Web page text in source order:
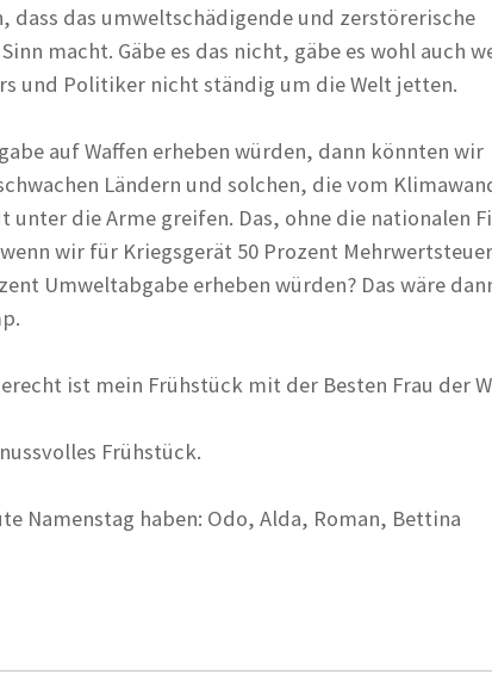
dass das umweltschädigende und zerstörerische
macht. Gäbe es das nicht, gäbe es wohl auch
und Politiker nicht ständig um die Welt jetten.
auf Waffen erheben würden, dann könnten wir
Ländern und solchen, die vom
die Arme greifen. Das, ohne die nationalen
wir für Kriegsgerät 50 Prozent
Umweltabgabe erheben würden? Das wäre
ist mein Frühstück mit der Besten Frau der
Frühstück.
Namenstag haben: Odo, Alda, Roman, Bettina